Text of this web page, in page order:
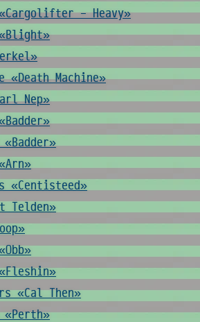
- Heavy»
«Blight»
«Death Machine»
Nep»
«Centisteed»
Telden»
«Cal Then»
«Perth»